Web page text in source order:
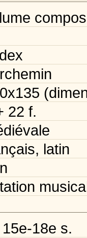
22 f.
latin
18e s.